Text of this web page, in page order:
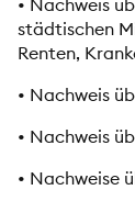
städtischen
Renten,
• Nachweis
• Nachweis
• Nachweise